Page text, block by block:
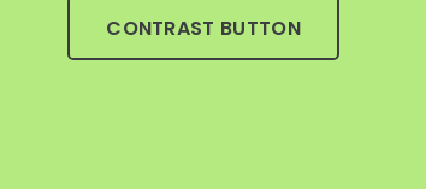
CONTRAST BUTTON
info@3dm.com.co